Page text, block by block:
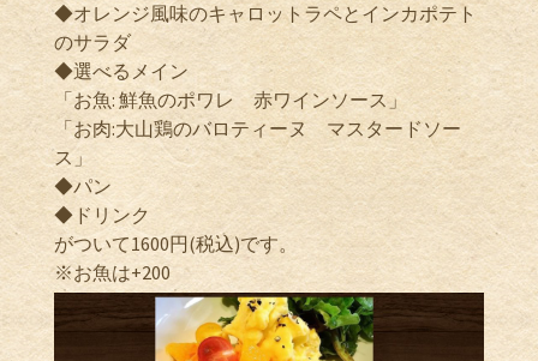
◆オレンジ風味のキャロットラペとインカポテト
のサラダ
◆選べるメイン
「お魚: 鮮魚のポワレ 赤ワインソース」
「お肉:大山鶏のバロティーヌ マスタードソー
ス」
◆パン
◆ドリンク
がついて1600円(税込)です。
※お魚は+200